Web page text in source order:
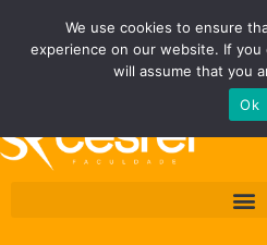
Fale Conosco Área do
Quero ser
We use cookies to ensure
experience on our website. If
will assume that you
Ok